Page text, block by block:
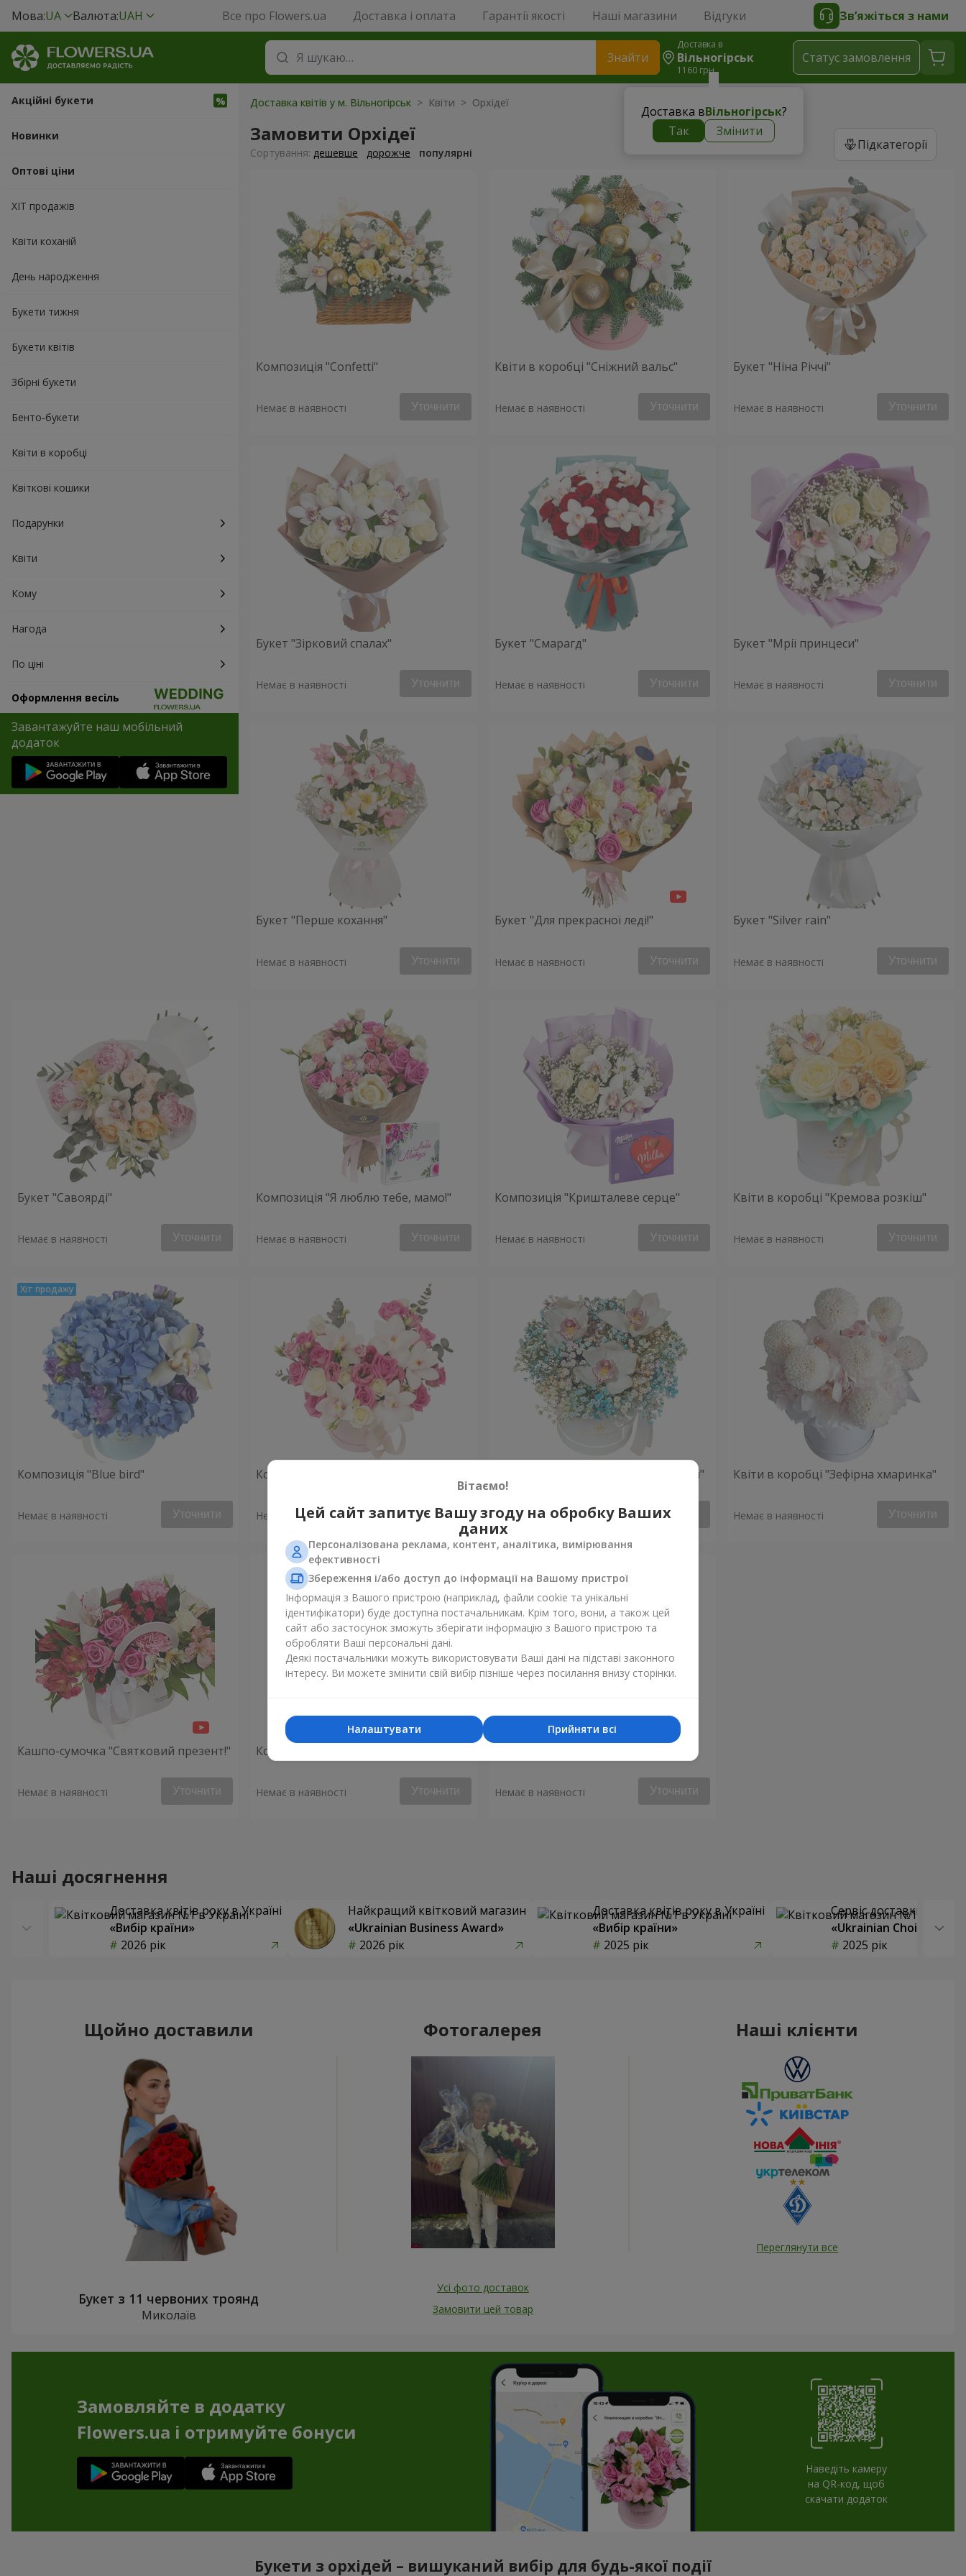
Мова:UA Валюта:UAH Все про Flowers.ua Доставка і оплата Гарантії якості Наші магазини Відгуки Зв’яжіться з нами
Знайти
Доставка в
Вільногірськ
1160 грн
Доставка вВільногірськ?
Так
Змінити
Статус замовлення
Акційні букети
Новинки
Оптові ціни
ХІТ продажів
Квіти коханій
День народження
Букети тижня
Букети квітів
Збірні букети
Бенто-букети
Квіти в коробці
Квіткові кошики
Подарунки
Квіти
Кому
Нагода
По ціні
Оформлення весіль
Завантажуйте наш мобільний
додаток
Доставка квітів у м. Вільногірськ > Квіти > Орхідеї
Замовити Орхідеї Підкатегорії
Сортування: дешевше дорожче популярні
Композиція "Confetti"
Немає в наявності Уточнити
Квіти в коробці "Сніжний вальс"
Немає в наявності Уточнити
Букет "Ніна Річчі"
Немає в наявності Уточнити
Букет "Зірковий спалах"
Немає в наявності Уточнити
Букет "Смарагд"
Немає в наявності Уточнити
Букет "Мрії принцеси"
Немає в наявності Уточнити
Букет "Перше кохання"
Немає в наявності Уточнити
Букет "Для прекрасної леді!"
Немає в наявності Уточнити
Букет "Silver rain"
Немає в наявності Уточнити
Букет "Савоярді"
Немає в наявності Уточнити
Композиція "Я люблю тебе, мамо!"
Немає в наявності Уточнити
Композиція "Кришталеве серце"
Немає в наявності Уточнити
Квіти в коробці "Кремова розкіш"
Немає в наявності Уточнити
Композиція "Blue bird"
Немає в наявності Уточнити
Композиція "Квітка Цісик"
Немає в наявності Уточнити
Квіти в коробці "Райдужний настрій"
Немає в наявності Уточнити
Квіти в коробці "Зефірна хмаринка"
Немає в наявності Уточнити
Кашпо-сумочка "Святковий презент!"
Немає в наявності Уточнити
Композиція "Монако"
Немає в наявності Уточнити Немає в наявності Уточнити
Наші досягнення
Доставка квітів року в Україні
«Вибір країни»
2026 рік
Найкращий квітковий магазин
«Ukrainian Business Award»
2026 рік
Доставка квітів року в Україні
«Вибір країни»
2025 рік
Сервіс доставки квітів
«Ukrainian Choice»
2025 рік
Щойно доставили
Букет з 11 червоних троянд
Миколаїв
Фотогалерея
Усі фото доставок
Замовити цей товар
Наші клієнти
Переглянути все
Замовляйте в додатку
Flowers.ua і отримуйте бонуси
Наведіть камеру
на QR-код, щоб
скачати додаток
Букети з орхідей – вишуканий вибір для будь-якої події
Вітаємо!
Цей сайт запитує Вашу згоду на обробку Ваших
даних
Персоналізована реклама, контент, аналітика, вимірювання
ефективності
Збереження і/або доступ до інформації на Вашому пристрої
Інформація з Вашого пристрою (наприклад, файли cookie та унікальні
ідентифікатори) буде доступна постачальникам. Крім того, вони, а також цей
сайт або застосунок зможуть зберігати інформацію з Вашого пристрою та
обробляти Ваші персональні дані.
Деякі постачальники можуть використовувати Ваші дані на підставі законного
інтересу. Ви можете змінити свій вибір пізніше через посилання внизу сторінки.
Прийняти всі
Налаштувати